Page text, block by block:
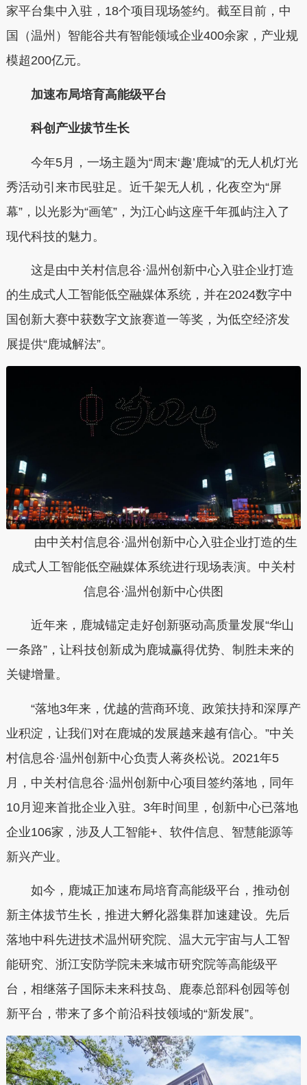
家平台集中入驻， 18个项目现场签约。截至目前，中
国（温州）智能谷共有智能领域企业400余家，产业规
模超200亿元。
加速布局培育高能级平台
科创产业拔节生长
今年5月，一场主题为“周末‘趣’鹿城”的无人机灯光
秀活动引来市民驻足。近千架无人机，化夜空为“屏
幕”，以光影为“画笔”， 为江心屿这座千年孤屿注入了
现代科技的魅力 。
这是由中关村信息谷·温州创新中心入驻企业打造
的生成式人工智能低空融媒体系统，并在2024数字中
国创新大赛中获数字文旅赛道一等奖，为低空经济发
展提供“鹿城解法”。
由中关村信息谷·温州创新中心入驻企业打造的生
成式人工智能低空融媒体系统进行现场表演。中关村
信息谷·温州创新中心供图
近年来，鹿城锚定走好创新驱动高质量发展“华山
一条路”，让科技创新成为鹿城赢得优势、制胜未来的
关键增量。
“落地3年来，优越的营商环境、政策扶持和深厚产
业积淀，让我们对在鹿城的发展越来越有信心。 ”中关
村信息谷·温州创新中心负责人蒋炎松说。 2021年5
月，中关村信息谷·温州创新中心项目签约落地，同年
10月迎来首批企业入驻。 3年时间里，创新中心已落地
企业106家，涉及人工智能+、软件信息、智慧能源等
新兴产业。
如今，鹿城正加速布局培育高能级平台，推动创
新主体拔节生长，推进大孵化器集群加速建设。先后
落地中科先进技术温州研究院、温大元宇宙与人工智
能研究、浙江安防学院未来城市研究院等高能级平
台，相继落子国际未来科技岛、鹿泰总部科创园等创
新平台，带来了多个前沿科技领域的“新发展”。